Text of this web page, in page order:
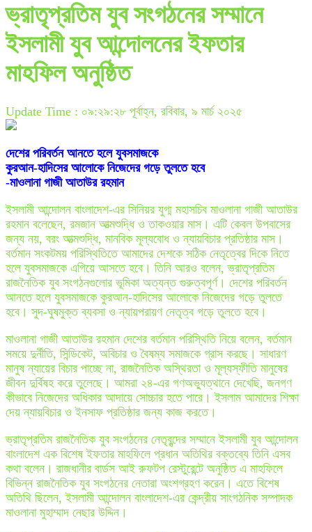
ভ্রাতৃপ্রতিম যুব সংগঠনের সম্মানে
ইসলামী যুব আন্দোলনের ইফতার
মাহফিল অনুষ্ঠিত
Update Time : ০৯:২৯:২৮ পূর্বাহ্ন, রবিবার, ৯ মার্চ ২০২৫
দেশের পরিবর্তন আনতে হলে যুবসমাজকে
কুরআন-হাদিসের আলোকে নিজেদের গড়ে তুলতে হবে
-মাওলানা গাজী আতাউর রহমান
ইসলামী আন্দোলন বাংলাদেশ-এর সিনিয়র যুগ্ম মহাসচিব মাওলানা গাজী আতাউর
রহমান বলেছেন, রমজান আত্মশুদ্ধি ও তাকওয়ার মাস। এটি কেবল উপবাসের
জন্য নয়, বরং আত্মশুদ্ধি, মানবিক মূল্যবোধ ও ন্যায়বিচার প্রতিষ্ঠার মাস।
বর্তমান সংকটময় পরিস্থিতিতে আমাদের দেশকে সঠিক নেতৃত্বের দিকে নিতে
হলে যুবসমাজকে এগিয়ে আসতে হবে। তিনি আরও বলেন, ভ্রাতৃপ্রতিম
রাজনৈতিক যুব সংগঠনগুলোর ভূমিকা অত্যন্ত গুরুত্বপূর্ণ। দেশের পরিবর্তন
আনতে হলে যুবসমাজকে কুরআন-হাদিসের আলোকে নিজেদের গড়ে তুলতে
হবে। সুদ-ঘুষমুক্ত ব্যবসা ও ন্যায়পরায়ণ নেতৃত্ব গড়ে তুলতে হবে।
মাওলানা গাজী আতাউর রহমান দেশের বর্তমান পরিস্থিতি নিয়ে বলেন, বর্তমান
সময়ে দুর্নীতি, সিন্ডিকেট, অবিচার ও বৈষম্য সমাজকে গ্রাস করছে। সাধারণ
মানুষ ন্যায়ের বিচার পাচ্ছে না, রাজনৈতিক অস্থিরতা ও মূল্যস্ফীতি মানুষের
জীবন দুর্বিষহ করে তুলেছে। আমরা ২৪-এর গণঅভ্যুত্থানে দেখেছি, জনগণ
কীভাবে নিজেদের অধিকার আদায়ে সোচ্চার হতে পারে। ইসলাম আমাদের শিক্ষা
দেয় ন্যায়বিচার ও ইনসাফ প্রতিষ্ঠার জন্য কাজ করতে।
ভ্রাতৃপ্রতিম রাজনৈতিক যুব সংগঠনের নেতৃবৃন্দের সম্মানে ইসলামী যুব আন্দোলন
বাংলাদেশ এক বিশেষ ইফতার মাহফিলে প্রধান অতিথির বক্তব্যে তিনি এসব
কথা বলেন। রাজধানীর বার্ডস আই রুফটপ রেস্টুরেন্টে অনুষ্ঠিত এ মাহফিলে
বিভিন্ন রাজনৈতিক যুব সংগঠনের নেতারা অংশগ্রহণ করেন। এতে বিশেষ
অতিথি ছিলেন, ইসলামী আন্দোলন বাংলাদেশ-এর কেন্দ্রীয় সাংগঠনিক সম্পাদক
মাওলানা মুহাম্মাদ নেছার উদ্দিন।